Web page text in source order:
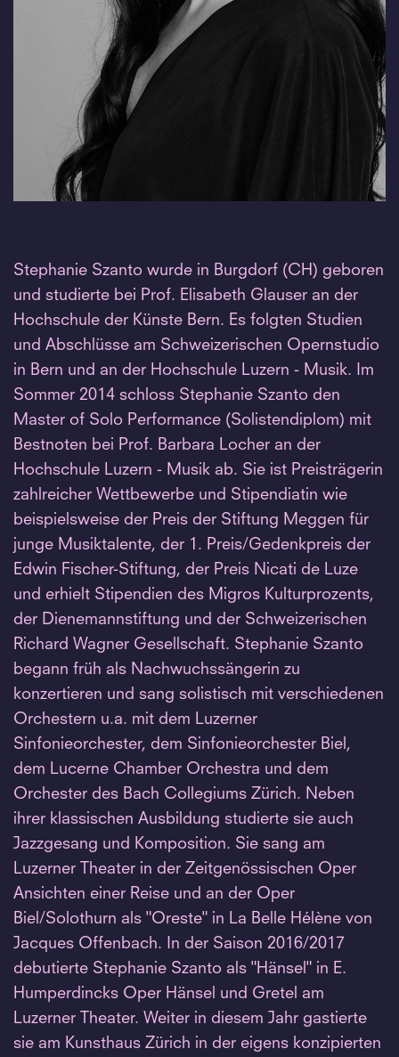
Stephanie Szanto wurde in Burgdorf (CH) geboren
und studierte bei Prof. Elisabeth Glauser an der
Hochschule der Künste Bern. Es folgten Studien
und Abschlüsse am Schweizerischen Opernstudio
in Bern und an der Hochschule Luzern - Musik. Im
Sommer 2014 schloss Stephanie Szanto den
Master of Solo Performance (Solistendiplom) mit
Bestnoten bei Prof. Barbara Locher an der
Hochschule Luzern - Musik ab. Sie ist Preisträgerin
zahlreicher Wettbewerbe und Stipendiatin wie
beispielsweise der Preis der Stiftung Meggen für
junge Musiktalente, der 1. Preis/Gedenkpreis der
Edwin Fischer-Stiftung, der Preis Nicati de Luze
und erhielt Stipendien des Migros Kulturprozents,
der Dienemannstiftung und der Schweizerischen
Richard Wagner Gesellschaft. Stephanie Szanto
begann früh als Nachwuchssängerin zu
konzertieren und sang solistisch mit verschiedenen
Orchestern u.a. mit dem Luzerner
Sinfonieorchester, dem Sinfonieorchester Biel,
dem Lucerne Chamber Orchestra und dem
Orchester des Bach Collegiums Zürich. Neben
ihrer klassischen Ausbildung studierte sie auch
Jazzgesang und Komposition. Sie sang am
Luzerner Theater in der Zeitgenössischen Oper
Ansichten einer Reise und an der Oper
Biel/Solothurn als "Oreste" in La Belle Hélène von
Jacques Offenbach. In der Saison 2016/2017
debutierte Stephanie Szanto als "Hänsel" in E.
Humperdincks Oper Hänsel und Gretel am
Luzerner Theater. Weiter in diesem Jahr gastierte
sie am Kunsthaus Zürich in der eigens konzipierten